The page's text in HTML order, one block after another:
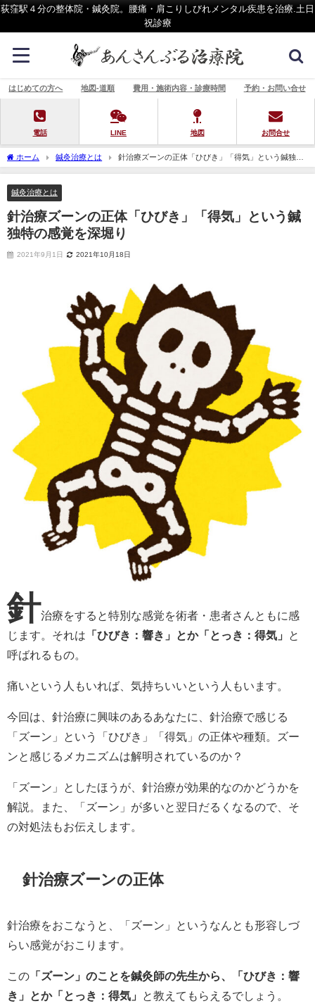
荻窪駅４分の整体院・鍼灸院。腰痛・肩こりしびれメンタル疾患を治療.土日
祝診療
はじめての方へ 地図-道順 費用・施術内容・診療時間 予約・お問い合せ
電話 LINE 地図 お問合せ
ホーム 鍼灸治療とは
針治療ズーンの正体「ひびき」「得気」という鍼独特
の感覚を深堀り
鍼灸治療とは
針治療ズーンの正体「ひびき」「得気」という鍼
独特の感覚を深堀り
2021年9月1日 2021年10月18日
針治療をすると特別な感覚を術者・患者さんともに感
じます。それは 「ひびき：響き」とか「とっき：得気」
と
呼ばれるもの。
痛いという人もいれば、気持ちいいという人もいます。
今回は、針治療に興味のあるあなたに、針治療で感じる
「ズーン」という「ひびき」「得気」の正体や種類。ズー
ンと感じるメカニズムは解明されているのか？
「ズーン」としたほうが、針治療が効果的なのかどうかを
解説。また、「ズーン」が多いと翌日だるくなるので、そ
の対処法もお伝えします。
針治療ズーンの正体
針治療をおこなうと、「ズーン」というなんとも形容しづ
らい感覚がおこります。
この 「ズーン」のことを鍼灸師の先生から、「ひびき：響
き」とか「とっき：得気」
と教えてもらえるでしょう。